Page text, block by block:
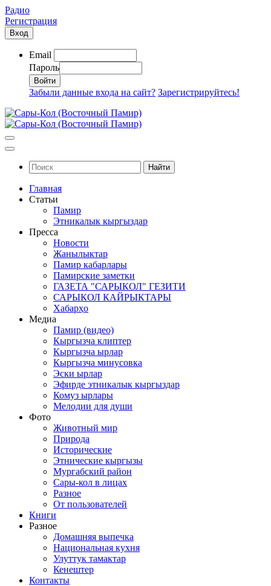
Радио
Регистрация
Вход
Email
Пароль
Забыли данные входа на сайт? Зарегистрируйтесь!
Найти
Главная
Статьи
Памир
Этникалык кыргыздар
Пресса
Новости
Жанылыктар
Памир кабарлары
Памирские заметки
ГАЗЕТА "САРЫКОЛ" ГЕЗИТИ
САРЫКОЛ КАЙРЫКТАРЫ
Хабарҳо
Медиа
Памир (видео)
Кыргызча клиптер
Кыргызча ырлар
Кыргызча минусовка
Эски ырлар
Эфирде этникалык кыргыздар
Комуз ырлары
Мелодии для души
Фото
Животный мир
Природа
Исторические
Этнические кыргызы
Мургабский район
Сары-кол в лицах
Разное
От пользователей
Книги
Разное
Домашняя выпечка
Национальная кухня
Улуттук тамактар
Кенештер
Контакты